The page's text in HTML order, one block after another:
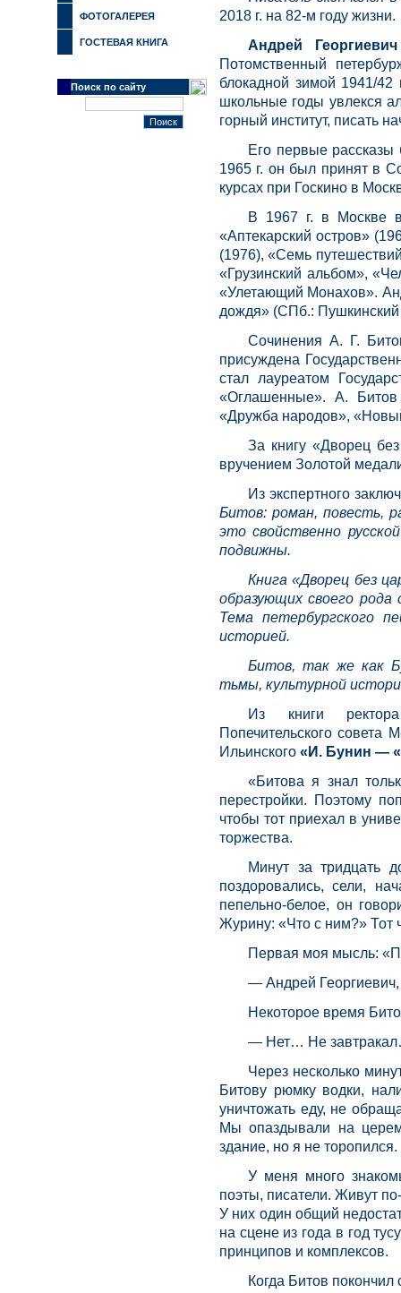
ФОТОГАЛЕРЕЯ
ГОСТЕВАЯ КНИГА
Поиск по сайту
2018 г. на 82-м году жизни.
Андрей
Потомственный
блокадной зимой 1941/
школьные годы увлекся
горный институт, писать
Его первые
1965 г. он был принят в
курсах при Госкино в
В 1967 г. в Москве
«Аптекарский остров»
(1976), «Семь
«Грузинский альбом»,
«Улетающий Монахов».
дождя» (СПб.:
Сочинения А. Г.
присуждена
стал лауреатом
«Оглашенные». А.
«Дружба народов»,
За книгу «Дворец
вручением Золотой
Из экспертного
Битов: роман, повесть,
это свойственно
подвижны.
Книга «Дворец без
образующих своего
Тема петербургского
историей.
Битов, так же как
тьмы, культурной
Из книги ректора
Попечительского
Ильинского «И. Бунин —
«Битова я знал
перестройки. Поэтому
чтобы тот приехал в
торжества.
Минут за тридцать
поздоровались, сели,
пепельно-белое, он
Журину: «Что с ним?» Тот
Первая моя мысль:
— Андрей
Некоторое время
— Нет… Не
Через несколько
Битову рюмку водки,
уничтожать еду, не
Мы опаздывали на
здание, но я не
У меня много
поэты, писатели. Живут
У них один общий
на сцене из года в год
принципов и комплексов.
Когда Битов покончил